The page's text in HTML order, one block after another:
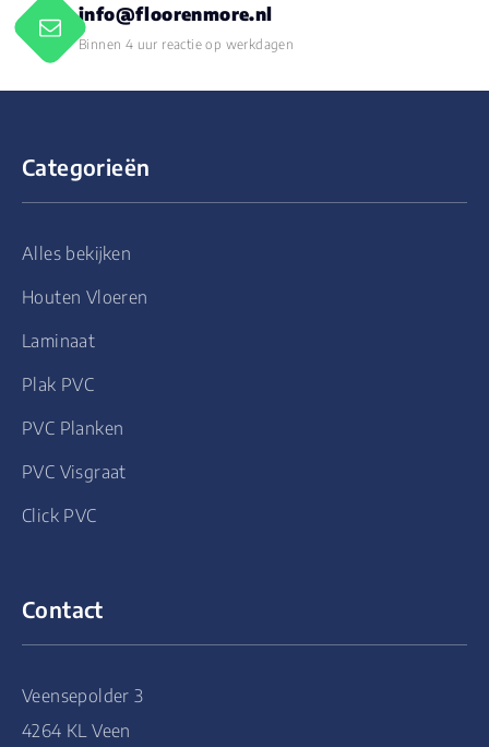
info@floorenmore.nl
Binnen 4 uur reactie op werkdagen
Categorieën
Alles bekijken
Houten Vloeren
Laminaat
Plak PVC
PVC Planken
PVC Visgraat
Click PVC
Contact
Veensepolder 3
4264 KL Veen